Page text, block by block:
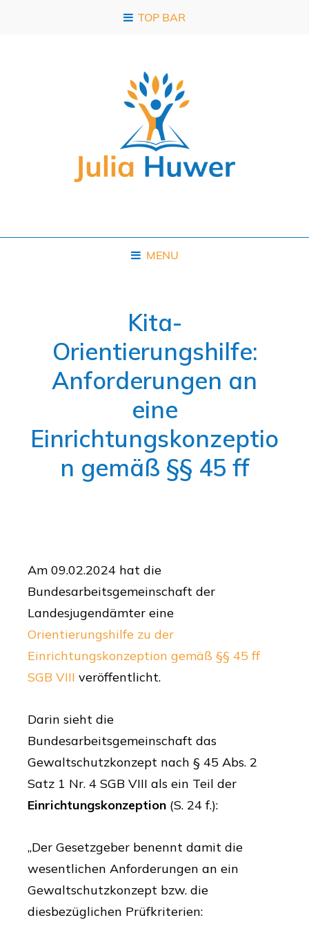
TOP BAR
MENU
Kita-
Orientierungshilfe:
Anforderungen an
eine
Einrichtungskonzeptio
n gemäß §§ 45 ff
Am 09.02.2024 hat die
Bundesarbeitsgemeinschaft der
Landesjugendämter eine
Orientierungshilfe zu der
Einrichtungskonzeption gemäß §§ 45 ff
SGB VIII veröffentlicht.
Darin sieht die
Bundesarbeitsgemeinschaft das
Gewaltschutzkonzept nach § 45 Abs. 2
Satz 1 Nr. 4 SGB VIII als ein Teil der
Einrichtungskonzeption (S. 24 f.):
„Der Gesetzgeber benennt damit die
wesentlichen Anforderungen an ein
Gewaltschutzkonzept bzw. die
diesbezüglichen Prüfkriterien: